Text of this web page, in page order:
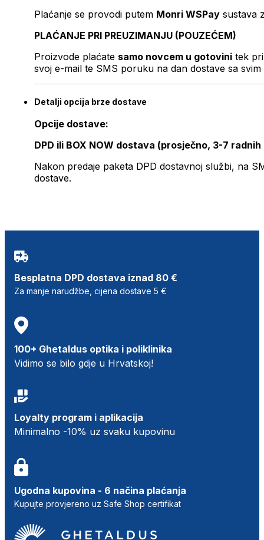
Plaćanje se provodi putem Monri WSPay sustava
PLAĆANJE PRI PREUZIMANJU (POUZEĆEM)
Proizvode plaćate samo novcem u gotovini tek
svoj e-mail te SMS poruku na dan dostave sa svim
Detalji opcija brze dostave
Opcije dostave:
DPD ili BOX NOW dostava (prosječno, 3-7 radnih
Nakon predaje paketa DPD dostavnoj službi, na
dostave.
Besplatna DPD dostava iznad 80 €
Za manje narudžbe, cijena dostave 5 €
100+ Ghetaldus optika i poliklinika
Vidimo se bilo gdje u Hrvatskoj!
Loyalty program i aplikacija
Minimalno -10% uz svaku kupovinu
Ugodna kupovina - 6 načina plaćanja
Kupujte provjereno uz Safe Shop certifikat